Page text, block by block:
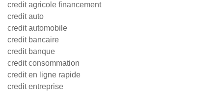
credit agricole financement
credit auto
credit automobile
credit bancaire
credit banque
credit consommation
credit en ligne rapide
credit entreprise